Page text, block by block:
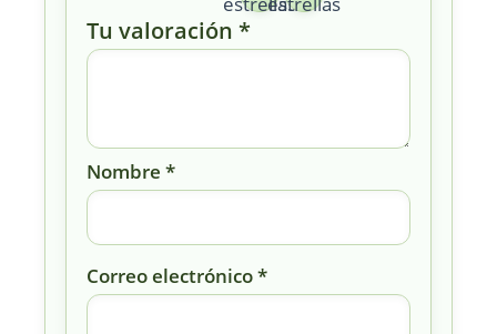
Tu valoración *
Nombre *
Correo electrónico*